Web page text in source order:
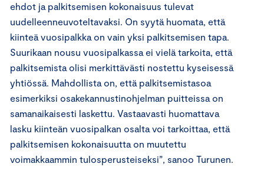
ehdot ja palkitsemisen kokonaisuus tulevat
uudelleenneuvoteltavaksi. On syytä huomata, että
kiinteä vuosipalkka on vain yksi palkitsemisen tapa.
Suurikaan nousu vuosipalkassa ei vielä tarkoita, että
palkitsemista olisi merkittävästi nostettu kyseisessä
yhtiössä. Mahdollista on, että palkitsemistasoa
esimerkiksi osakekannustinohjelman puitteissa on
samanaikaisesti laskettu. Vastaavasti huomattava
lasku kiinteän vuosipalkan osalta voi tarkoittaa, että
palkitsemisen kokonaisuutta on muutettu
voimakkaammin tulosperusteiseksi”, sanoo Turunen.